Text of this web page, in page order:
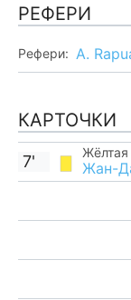
РЕФЕРИ
Рефери: A.
КАРТОЧКИ
Жёлтая
Жан-
7'